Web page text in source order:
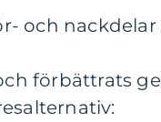
och
förbättrats